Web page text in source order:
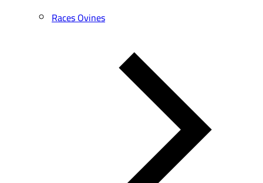
Races Ovines